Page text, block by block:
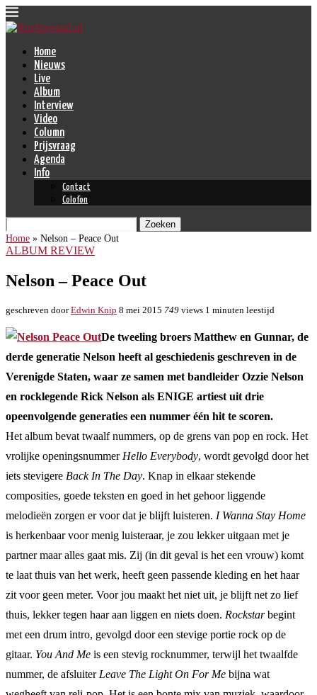
Home
Nieuws
Live
Album
Interview
Video
Column
Prijsvraag
Agenda
Info
Contact
Colofon
Zoeken
Home » Nelson – Peace Out
ALBUM REVIEW
Nelson – Peace Out
geschreven doorEdwin Knip 8 mei 2015 749 views 1 minuten leestijd
De tweeling broers Matthew en Gunnar, de
derde generatie Nelson heeft al geschiedenis geschreven in de
Verenigde Staten, waar ze samen met bandleider Ozzie Nelson
en rocklegende Rick Nelson als ENIGE artiest uit drie
opeenvolgende generaties een nummer één hit te scoren.
Het album bevat twaalf nummers, op de grens van pop en rock. Het
vrolijke openingsnummer Hello Everybody, wordt gevolgd door het
iets stevigere Back In The Day. Knap in elkaar stekende
composities, goede teksten en goed in het gehoor liggende
melodieën zorgen er voor dat je blijft luisteren. I Wanna Stay Home
is herkenbaar voor menig luisteraar, je zou lekker uitgaan met je
partner maar alles gaat mis. Zij (in dit geval is het een vrouw) komt
te laat thuis van het werk, heeft geen passende kleding en het haar
zit voor geen meter. Voor jou maakt het niet uit, je blijft net zo lief
thuis, lekker tegen haar aan liggen en niets doen. Rockstarbegint
met een drum intro, gevolgd door een stevige portie rock op de
gitaar. You And Me is een stevig rocknummer, terwijl het twaalfde
nummer, de afsluiter Leave The Light On For Me bijna wat